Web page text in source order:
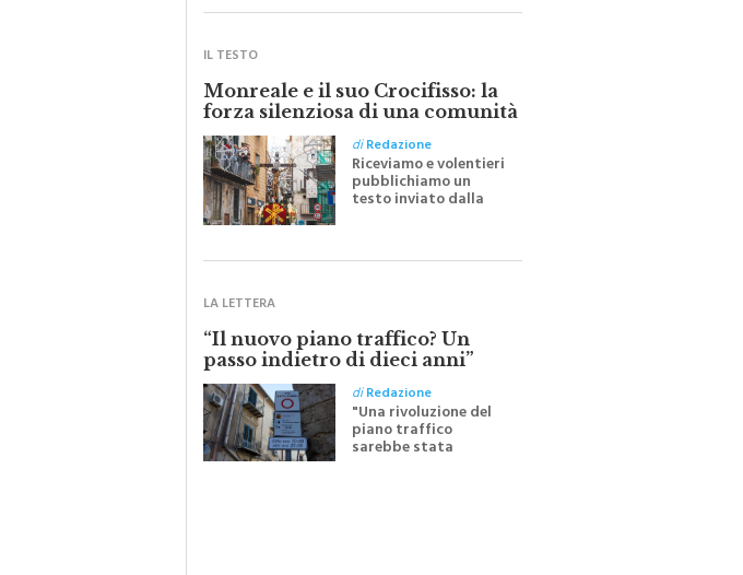
IL TESTO
Monreale e il suo Crocifisso: la
forza silenziosa di una comunità
diRedazione
Riceviamo e volentieri
pubblichiamo un
testo inviato dalla
scrittrice monrealese
Festa del Santissimo
LA LETTERA
“Il nuovo piano traffico? Un
passo indietro di dieci anni”
diRedazione
"Una rivoluzione del
piano traffico
sarebbe stata
efficace se preceduta